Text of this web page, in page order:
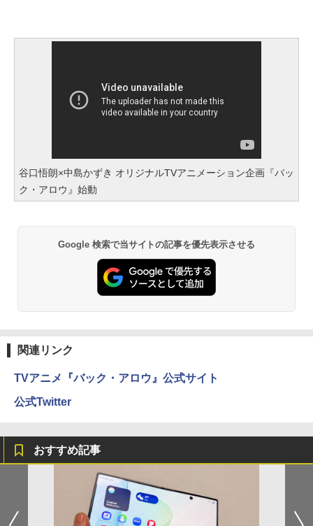
谷口悟朗×中島かずき オリジナルTVアニメーション企画『バッ
ク・アロウ』始動
Google 検索で当サイトの記事を優先表示させる
関連リンク
TVアニメ『バック・アロウ』公式サイト
公式Twitter
おすすめ記事